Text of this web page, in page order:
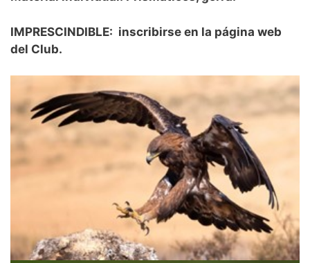
IMPRESCINDIBLE: inscribirse en la página web
del Club.